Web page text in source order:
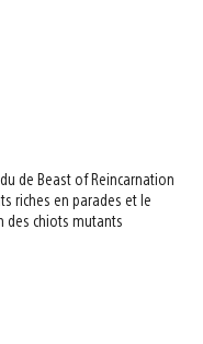
de Beast of Reincarnation
riches en parades et le
des chiots mutants